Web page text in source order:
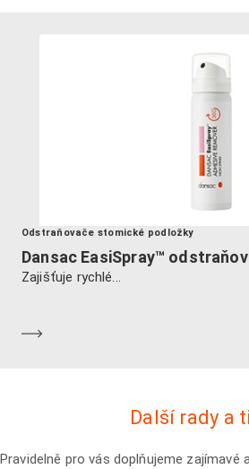
Odstraňovače stomické podložky
Dansac EasiSpray™
Zajišťuje rychlé...
Další rady a
Pravidelně pro vás doplňujeme zajímavé